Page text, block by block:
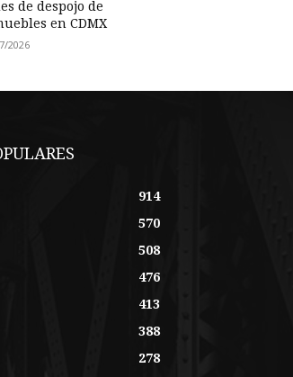
de despojo de
en CDMX
2026
914
570
508
476
413
388
278